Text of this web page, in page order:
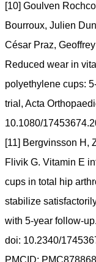
[10] Goulven
Bourroux, Julien
César Praz,
Reduced wear in
polyethylene cups:
trial, Acta
10.1080/
[11] Bergvinsson H,
Flivik G. Vitamin E
cups in total hip
stabilize
with 5-year follow-
doi: 10.2340/